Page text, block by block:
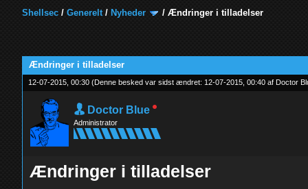
Shellsec /Generelt/ Nyheder /Ændringer i tilladelser
Ændringer i tilladelser
12-07-2015, 00:30(Denne besked var sidst ændret: 12-07-2015, 00:40 af Doctor
Doctor Blue
Administrator
Ændringer i tilladelser